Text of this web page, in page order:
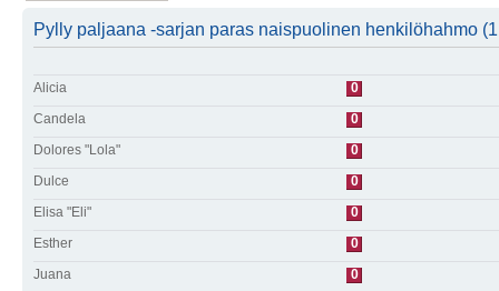
Pylly paljaana -sarjan paras naispuolinen henkilöhahmo
Alicia
0
Candela
0
Dolores "Lola"
0
Dulce
0
Elisa "Eli"
0
Esther
0
Juana
0